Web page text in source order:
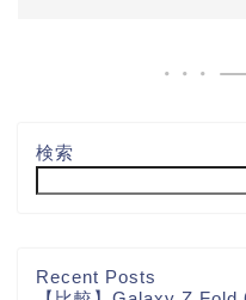
検索
Recent Posts